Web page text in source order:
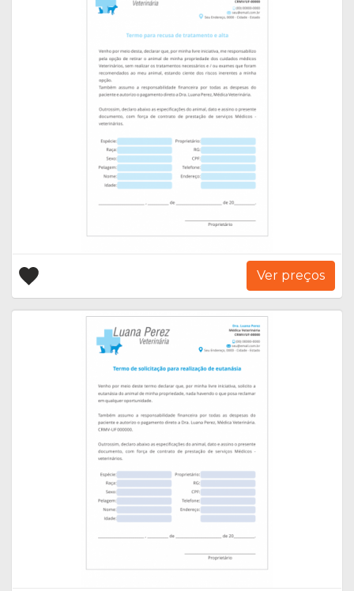
Ver preços